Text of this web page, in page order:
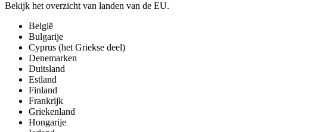
Bekijk het overzicht van landen van de EU.
België
Bulgarije
Cyprus (het Griekse deel)
Denemarken
Duitsland
Estland
Finland
Frankrijk
Griekenland
Hongarije